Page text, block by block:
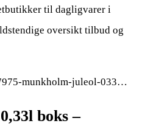
til dagligvarer i
oversikt tilbud og
munkholm-juleol-033…
boks –